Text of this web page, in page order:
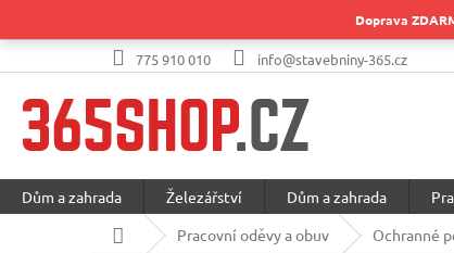
Doprava
775 910 010 info@stavebniny-365.cz
Dům a zahrada Železářství Dům a zahrada
Domů
Pracovní oděvy a obuv Ochranné